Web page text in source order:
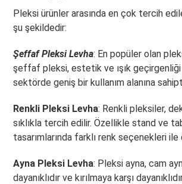
Pleksi ürünler arasında en çok tercih
şu şekildedir:
Şeffaf Pleksi Levha: En popüler olan
şeffaf pleksi, estetik ve ışık
sektörde geniş bir kullanım alanına
Renkli Pleksi Levha: Renkli pleksiler,
sıklıkla tercih edilir. Özellikle stand ve
tasarımlarında farklı renk seçenekleri
Ayna Pleksi Levha: Pleksi ayna, cam
dayanıklıdır ve kırılmaya karşı